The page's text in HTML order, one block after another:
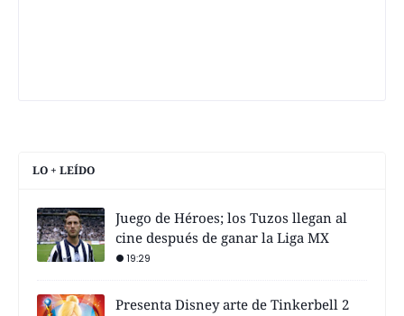
LO + LEÍDO
Juego de Héroes; los Tuzos llegan al
cine después de ganar la Liga MX
19:29
Presenta Disney arte de Tinkerbell 2